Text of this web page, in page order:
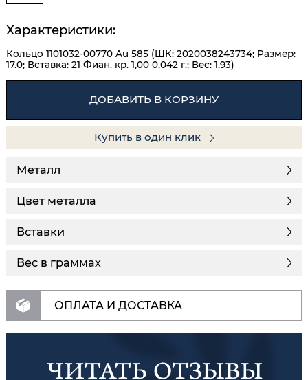
Характеристики:
Кольцо 1101032-00770 Au 585 (ШК: 2020038243734; Размер:
17.0; Вставка: 21 Фиан. кр. 1,00 0,042 г.; Вес: 1,93)
ДОБАВИТЬ В КОРЗИНУ
Купить в один клик
Металл
Цвет металла
Вставки
Вес в граммах
ОПЛАТА И ДОСТАВКА